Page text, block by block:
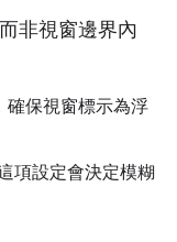
非視窗邊界內
確保視窗標示為浮
項設定會決定模糊